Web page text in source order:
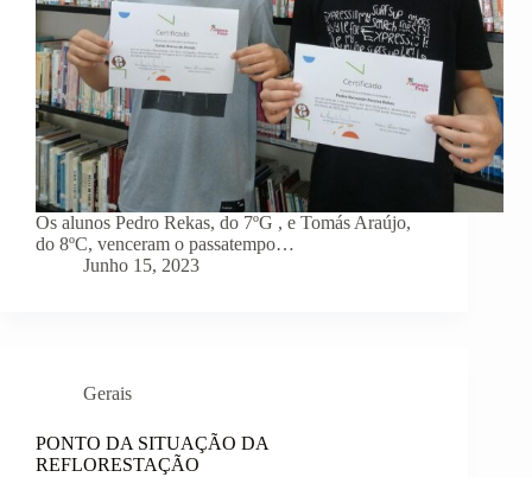
Os alunos Pedro Rekas, do 7ºG , e Tomás Araújo,
do 8ºC, venceram o passatempo…
Junho 15, 2023
Gerais
PONTO DA SITUAÇÃO DA
REFLORESTAÇÃO